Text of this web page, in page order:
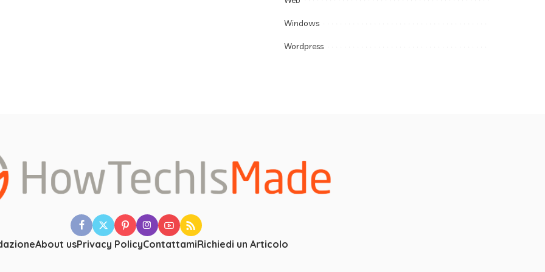
Windows
Wordpress
About usPrivacy PolicyContattamiRichiedi un Articolo